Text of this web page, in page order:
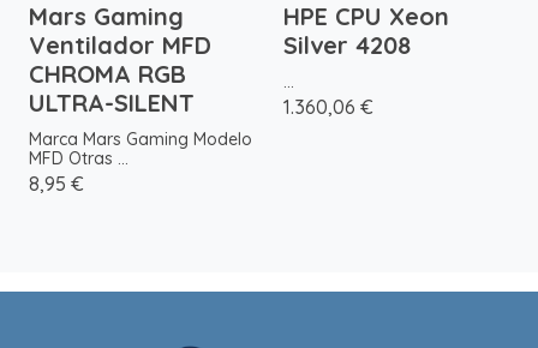
Mars Gaming
Ventilador MFD
CHROMA RGB
ULTRA-SILENT
Marca Mars Gaming Modelo
MFD Otras ...
8,95 €
HPE CPU Xeon
Silver 4208
...
1.360,06 €